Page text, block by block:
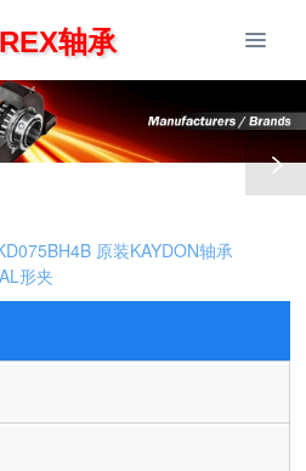
轴承
原装KAYDON轴承
形夹